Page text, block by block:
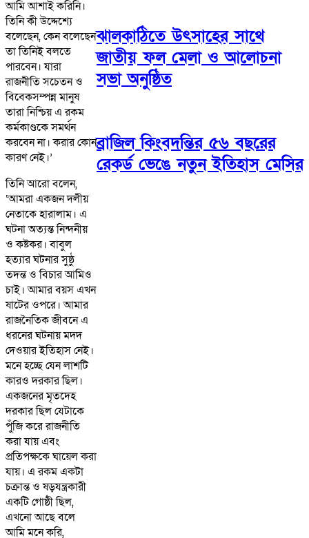
আমি আশাই করিনি।
তিনি কী উদ্দেশ্যে
বলেছেন, কেন বলেছেন
তা তিনিই বলতে
পারবেন। যারা
রাজনীতি সচেতন ও
বিবেকসম্পন্ন মানুষ
তারা নিশ্চিয় এ রকম
কর্মকাণ্ডকে সমর্থন
করবেন না। করার কোন
কারণ নেই।’
তিনি আরো বলেন,
‘আমরা একজন দলীয়
নেতাকে হারালাম। এ
ঘটনা অত্যন্ত নিন্দনীয়
ও কষ্টকর। বাবুল
হত্যার ঘটনার সুষ্ঠু
তদন্ত ও বিচার আমিও
চাই। আমার বয়স এখন
ষাটের ওপরে। আমার
রাজনৈতিক জীবনে এ
ধরনের ঘটনায় মদদ
দেওয়ার ইতিহাস নেই।
মনে হচ্ছে যেন লাশটি
কারও দরকার ছিল।
একজনের মৃতদেহ
দরকার ছিল যেটাকে
পুঁজি করে রাজনীতি
করা যায় এবং
প্রতিপক্ষকে ঘায়েল করা
যায়। এ রকম একটা
চক্রান্ত ও ষড়যন্ত্রকারী
একটি গোষ্ঠী ছিল,
এখনো আছে বলে
আমি মনে করি,
ঝালকাঠিতে উৎসাহের সাথে
জাতীয় ফল মেলা ও আলোচনা
সভা অনুষ্ঠিত
ব্রাজিল কিংবদন্তির ৫৬ বছরের
রেকর্ড ভেঙে নতুন ইতিহাস মেসির